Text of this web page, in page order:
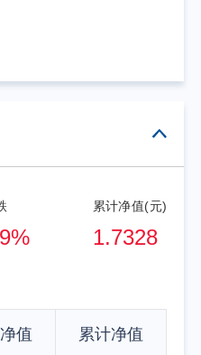
累计净值(元)
1.7328
值 累计净值